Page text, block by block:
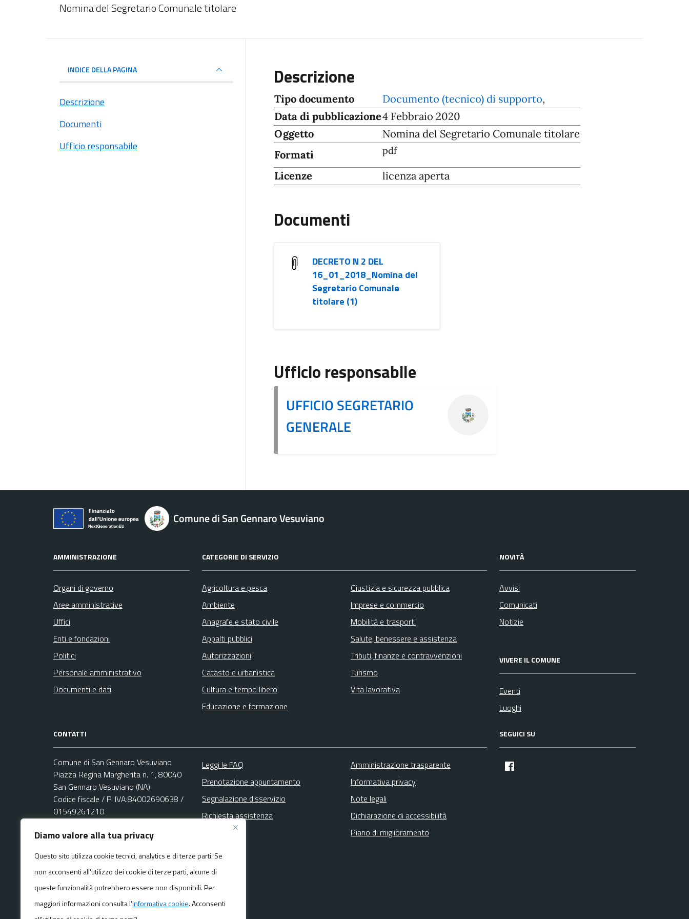
Diamo valore alla tua privacy
Questo sito utilizza cookie tecnici, analytics e di terze parti. Se
non acconsenti all'utilizzo dei cookie di terze parti, alcune di
queste funzionalità potrebbero essere non disponibili. Per
maggiori informazioni consulta l'Informativa cookie. Acconsenti
Dettagli del documento
Nomina del Segretario Comunale titolare
INDICE DELLA PAGINA
Descrizione
Documenti
Ufficio responsabile
Descrizione
Tipo documento Documento (tecnico) di supporto,
Data di pubblicazione4 Febbraio 2020
Oggetto
Nomina del Segretario Comunale titolare
Formati
pdf
Licenze licenza aperta
Documenti
DECRETO N 2 DEL
16_01_2018_Nomina del
Segretario Comunale
titolare (1)
Ufficio responsabile
UFFICIO SEGRETARIO
GENERALE
Comune di San Gennaro Vesuviano
AMMINISTRAZIONE
Organi di governo
Aree amministrative
Uffici
Enti e fondazioni
Politici
Personale amministrativo
Documenti e dati
CATEGORIE DI SERVIZIO
Agricoltura e pesca
Ambiente
Anagrafe e stato civile
Appalti pubblici
Autorizzazioni
Catasto e urbanistica
Cultura e tempo libero
Educazione e formazione
Giustizia e sicurezza pubblica
Imprese e commercio
Mobilità e trasporti
Salute, benessere e assistenza
Tributi, finanze e contravvenzioni
Turismo
Vita lavorativa
NOVITÀ
Avvisi
Comunicati
Notizie
VIVERE IL COMUNE
Eventi
Luoghi
CONTATTI
Comune di San Gennaro Vesuviano
Piazza Regina Margherita n. 1, 80040
San Gennaro Vesuviano (NA)
Codice fiscale / P. IVA:84002690638 /
01549261210
urp@comune.sangennarovesuviano.na.it
PEC:protocollo.sgv@asmepec.it
Centralino unico: +39 081 8286922
Leggi le FAQ
Prenotazione appuntamento
Segnalazione disservizio
Richiesta assistenza
Amministrazione trasparente
Informativa privacy
Note legali
Dichiarazione di accessibilità
Piano di miglioramento
SEGUICI SU